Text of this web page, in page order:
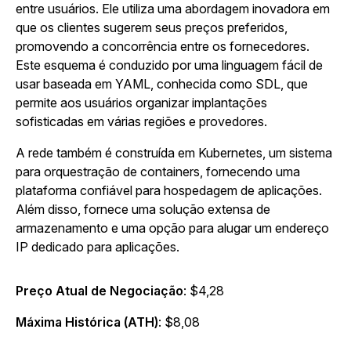
entre usuários. Ele utiliza uma abordagem inovadora em
que os clientes sugerem seus preços preferidos,
promovendo a concorrência entre os fornecedores.
Este esquema é conduzido por uma linguagem fácil de
usar baseada em YAML, conhecida como SDL, que
permite aos usuários organizar implantações
sofisticadas em várias regiões e provedores.
A rede também é construída em Kubernetes, um sistema
para orquestração de containers, fornecendo uma
plataforma confiável para hospedagem de aplicações.
Além disso, fornece uma solução extensa de
armazenamento e uma opção para alugar um endereço
IP dedicado para aplicações.
Preço Atual de Negociação: $4,28
Máxima Histórica (ATH): $8,08